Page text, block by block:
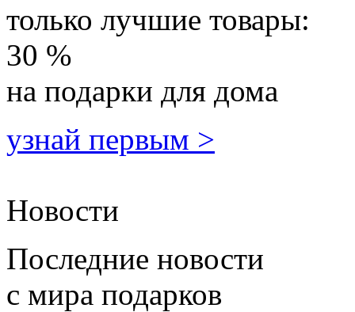
только лучшие товары:
30 %
на подарки для дома
узнай первым >
Новости
Последние новости
с мира подарков